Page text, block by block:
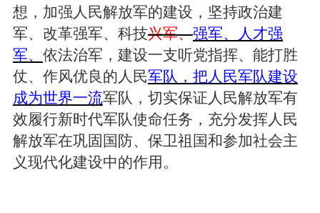
想，加强人民解放军的建设，坚持政治建
军、改革强军、科技兴军、强军、人才强
军、 依法治军，建设一支听党指挥、能打胜
仗、作风优良的人民军队，把人民军队建设
成为世界一流军队，切实保证人民解放军有
效履行新时代军队使命任务，充分发挥人民
解放军在巩固国防、保卫祖国和参加社会主
义现代化建设中的作用。